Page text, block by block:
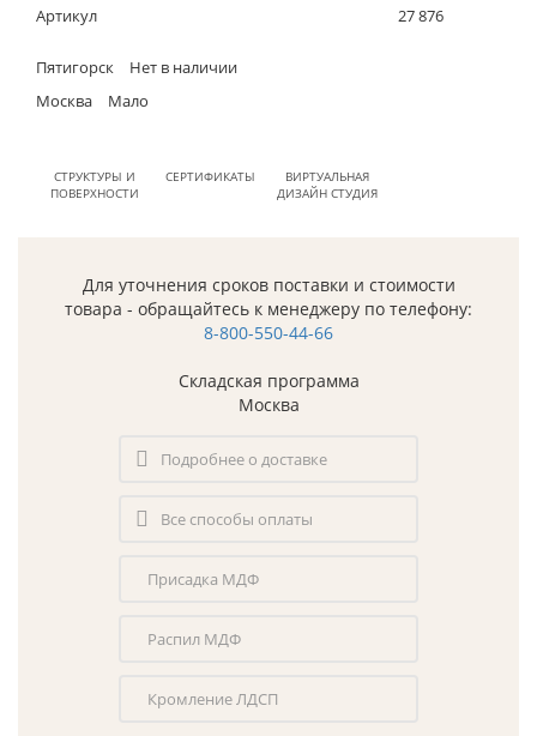
Артикул
27 876
Пятигорск
Нет в наличии
Москва
Мало
СТРУКТУРЫ И
ПОВЕРХНОСТИ
СЕРТИФИКАТЫ
ВИРТУАЛЬНАЯ
ДИЗАЙН СТУДИЯ
Для уточнения сроков поставки и стоимости
товара - обращайтесь к менеджеру по телефону:
8-800-550-44-66
Складская программа
Москва
Подробнее о доставке
Все способы оплаты
Присадка МДФ
Распил МДФ
Кромление ЛДСП